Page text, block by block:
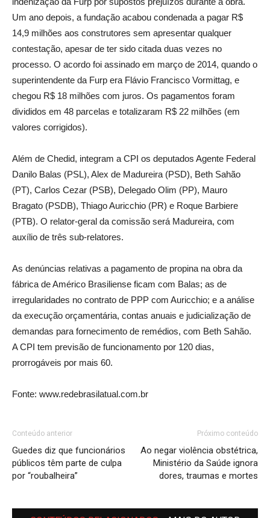
Um ano depois, a fundação acabou condenada a pagar R$
14,9 milhões aos construtores sem apresentar qualquer
contestação, apesar de ter sido citada duas vezes no
processo. O acordo foi assinado em março de 2014, quando o
superintendente da Furp era Flávio Francisco Vormittag, e
chegou R$ 18 milhões com juros. Os pagamentos foram
divididos em 48 parcelas e totalizaram R$ 22 milhões (em
valores corrigidos).
Além de Chedid, integram a CPI os deputados Agente Federal
Danilo Balas (PSL), Alex de Madureira (PSD), Beth Sahão
(PT), Carlos Cezar (PSB), Delegado Olim (PP), Mauro
Bragato (PSDB), Thiago Auricchio (PR) e Roque Barbiere
(PTB). O relator-geral da comissão será Madureira, com
auxílio de três sub-relatores.
As denúncias relativas a pagamento de propina na obra da
fábrica de Américo Brasiliense ficam com Balas; as de
irregularidades no contrato de PPP com Auricchio; e a análise
da execução orçamentária, contas anuais e judicialização de
demandas para fornecimento de remédios, com Beth Sahão.
A CPI tem previsão de funcionamento por 120 dias,
prorrogáveis por mais 60.
Fonte: www.redebrasilatual.com.br
Conteúdo anterior
Guedes diz que funcionários
públicos têm parte de culpa
por “roubalheira”
Próximo conteúdo
Ao negar violência obstétrica,
Ministério da Saúde ignora
dores, traumas e mortes